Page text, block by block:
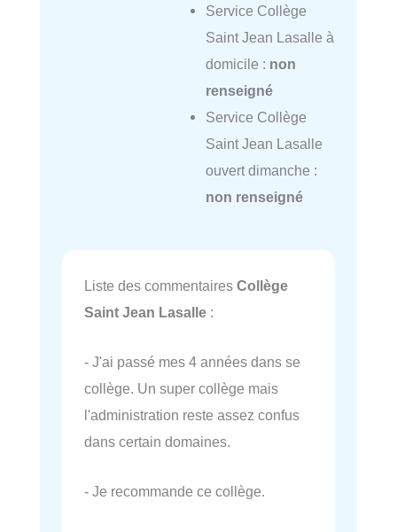
Service Collège
Saint Jean Lasalle à
domicile : non
renseigné
Service Collège
Saint Jean Lasalle
ouvert dimanche :
non renseigné
Liste des commentaires Collège
Saint Jean Lasalle :
- J'ai passé mes 4 années dans se
collège. Un super collège mais
l'administration reste assez confus
dans certain domaines.
- Je recommande ce collège.